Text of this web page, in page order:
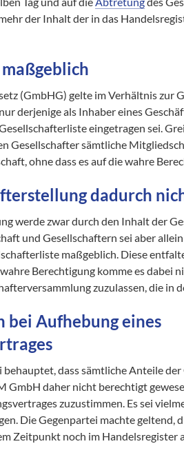
der Inhalt der in das
(GmbHG) gelte im Verhältnis zur
derjenige als Inhaber eines
eingetragen sei.
Gesellschafter sämtliche
ohne dass es auf die wahre
dadurch
werde zwar durch den Inhalt der
und Gesellschaftern sei aber
maßgeblich. Diese
Berechtigung komme es dabei
zuzulassen, die in
Aufhebung eines
dass sämtliche Anteile der
GmbH daher nicht berechtigt
zuzustimmen. Es sei
Die Gegenpartei machte geltend,
Zeitpunkt noch im Handelsregister